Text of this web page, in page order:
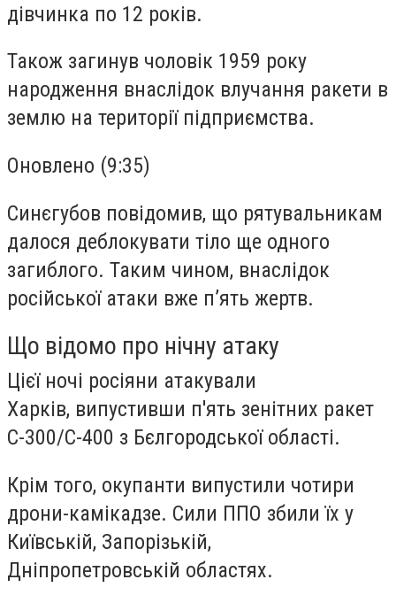
дівчинка по 12 років.
Також загинув чоловік 1959 року
народження внаслідок влучання ракети в
землю на території підприємства.
Оновлено (9:35)
Синєгубов повідомив, що рятувальникам
далося деблокувати тіло ще одного
загиблого. Таким чином, внаслідок
російської атаки вже пʼять жертв.
Що відомо про нічну атаку
Цієї ночі росіяни атакували
Харків, випустивши п'ять зенітних ракет
С-300/С-400 з Бєлгородської області.
Крім того, окупанти випустили чотири
дрони-камікадзе. Сили ППО збили їх у
Київській, Запорізькій,
Дніпропетровській областях.